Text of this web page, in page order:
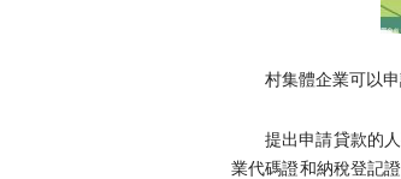
村集體企業可以
提出申請貸款的人
業代碼證和納稅登記證